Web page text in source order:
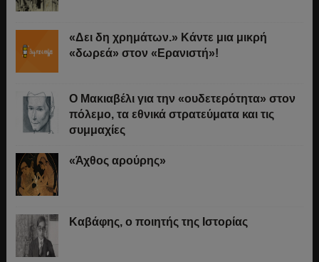
«Δει δη χρημάτων.» Κάντε μια μικρή
«δωρεά» στον «Ερανιστή»!
O Μακιαβέλι για την «ουδετερότητα» στον
πόλεμο, τα εθνικά στρατεύματα και τις
συμμαχίες
«Άχθος αρούρης»
Καβάφης, ο ποιητής της Ιστορίας